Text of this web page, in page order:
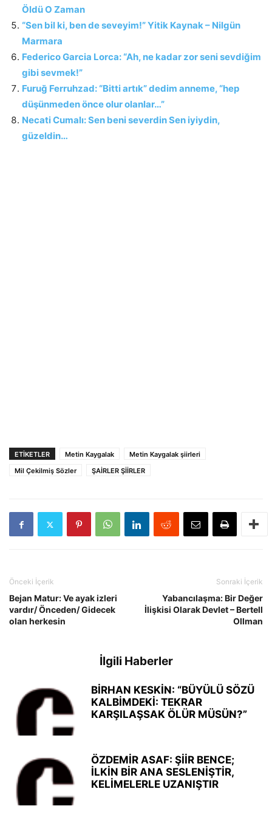
Öldü O Zaman
“Sen bil ki, ben de seveyim!” Yitik Kaynak – Nilgün
Marmara
Federico Garcia Lorca: “Ah, ne kadar zor seni sevdiğim
gibi sevmek!”
Furuğ Ferruhzad: “Bitti artık” dedim anneme, “hep
düşünmeden önce olur olanlar…”
Necati Cumalı: Sen beni severdin Sen iyiydin,
güzeldin…
ETIKETLER Metin Kaygalak
Metin Kaygalak şiirleri
Mil Çekilmiş Sözler
ŞAİRLER ŞİİRLER
Önceki İçerik
Bejan Matur: Ve ayak izleri
vardır/ Önceden/ Gidecek
olan herkesin
Sonraki İçerik
Yabancılaşma: Bir Değer
İlişkisi Olarak Devlet – Bertell
Ollman
İlgili Haberler
BİRHAN KESKİN: “BÜYÜLÜ SÖZÜ
KALBİMDEKİ: TEKRAR
KARŞILAŞSAK ÖLÜR MÜSÜN?”
ÖZDEMİR ASAF: ŞİİR BENCE;
İLKİN BİR ANA SESLENİŞTİR,
KELİMELERLE UZANIŞTIR